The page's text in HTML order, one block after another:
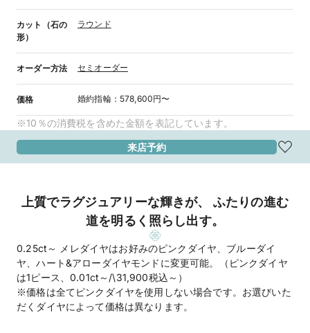
カット（石の
形）
ラウンド
オーダー方法 セミオーダー
価格 婚約指輪： 578,600円〜
※10％の消費税を含めた金額を表記しています。
来店予約
上質でラグジュアリーな輝きが、 ふたりの進む
道を明るく照らし出す。
0.25ct～ メレダイヤはお好みのピンクダイヤ、ブルーダイ
ヤ、ハート&アローダイヤモンドに変更可能。（ピンクダイヤ
は1ピース、0.01ct～/\31,900税込～）
※価格は全てピンクダイヤを使用しない場合です。お選びいた
だくダイヤによって価格は異なります。